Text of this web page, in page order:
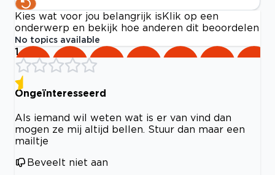
Kies wat voor jou belangrijk is Klik op een
onderwerp en bekijk hoe anderen dit beoordelen
No topics available
1
Ongeïnteresseerd
Als iemand wil weten wat is er van vind dan
mogen ze mij altijd bellen. Stuur dan maar een
mailtje
Beveelt niet aan